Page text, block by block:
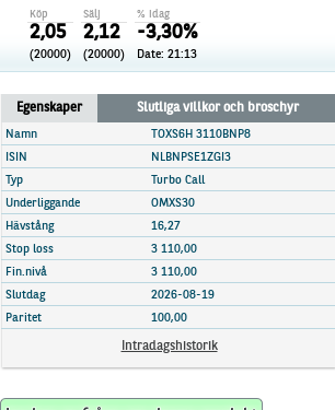
Unlimited Turbos
Nya produkter
Stoppade & förfallna produkter
Utsålda produkter
Realtidskurser
Knock-plocken
Kunskapscentra+
Hur handlar jag
Marknadsöversikt
Köp
2,05
(20000)
Sälj
2,12
(20000)
% idag
-3,30%
Date: 21:13
Egenskaper Slutliga villkor och broschyr
Namn
TOXS6H 3110BNP8
ISIN
NLBNPSE1ZGI3
Typ
Turbo Call
Underliggande
OMXS30
Hävstång
16,27
Stop loss
3 110,00
Fin.nivå
3 110,00
Slutdag
2026-08-19
Paritet
100,00
Intradagshistorik